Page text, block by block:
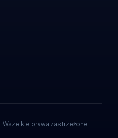
. Wszelkie prawa zastrzeżone